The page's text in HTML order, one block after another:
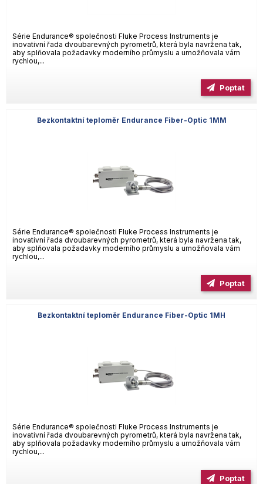
Série Endurance® společnosti Fluke Process Instruments je
inovativní řada dvoubarevných pyrometrů, která byla navržena tak,
aby splňovala požadavky moderního průmyslu a umožňovala vám
rychlou,...
Poptat
Bezkontaktní teploměr Endurance Fiber-Optic 1MM
Série Endurance® společnosti Fluke Process Instruments je
inovativní řada dvoubarevných pyrometrů, která byla navržena tak,
aby splňovala požadavky moderního průmyslu a umožňovala vám
rychlou,...
Poptat
Bezkontaktní teploměr Endurance Fiber-Optic 1MH
Série Endurance® společnosti Fluke Process Instruments je
inovativní řada dvoubarevných pyrometrů, která byla navržena tak,
aby splňovala požadavky moderního průmyslu a umožňovala vám
rychlou,...
Poptat